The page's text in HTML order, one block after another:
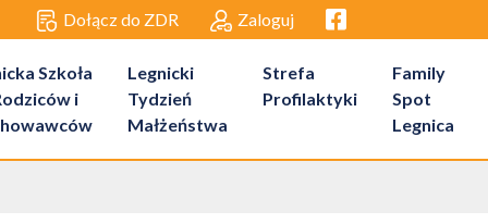
Dołącz do ZDR Zaloguj Facebook link
Szkoła
i
Legnicki
Tydzień
Małżeństwa
Strefa
Profilaktyki
Family
Spot
Legnica